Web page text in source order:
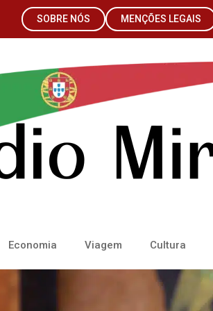
SOBRE NÓS MENÇÕES LEGAIS
Economia Viagem Cultura